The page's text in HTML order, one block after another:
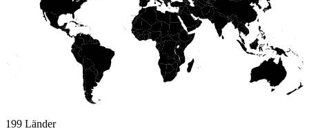
199 Länder